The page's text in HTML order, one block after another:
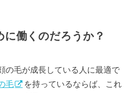
に働くのだろうか？
の毛が成長している人に最適で
毛
を持っているならば、これ